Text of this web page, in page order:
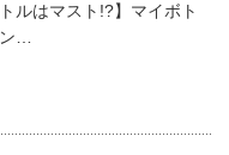
ルはマスト!?】マイボト
…